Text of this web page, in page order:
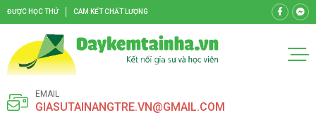
ĐƯỢC HỌC THỬ CAM KẾT CHẤT LƯỢNG
EMAIL
GIASUTAINANGTRE.VN@GMAIL.COM